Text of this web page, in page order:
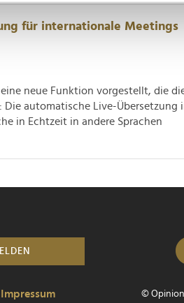
zu personalisieren,
Werbung und Analysen
für internationale Meetings
neue Funktion vorgestellt, die
automatische Live-Übersetzung
in Echtzeit in andere Sprachen
Impressum © Opinion